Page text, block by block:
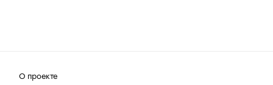
О проекте